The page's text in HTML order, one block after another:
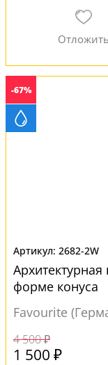
-67%
2682-2W
форме конуса
Favourite
4 500 ₽
1 500 ₽